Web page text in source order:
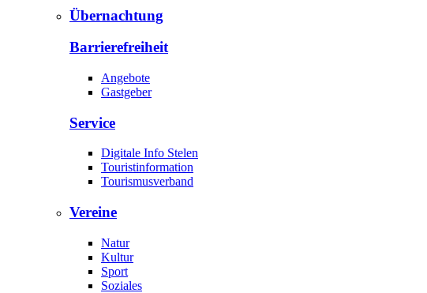
Übernachtung
Barrierefreiheit
Angebote
Gastgeber
Service
Digitale Info Stelen
Touristinformation
Tourismusverband
Vereine
Natur
Kultur
Sport
Soziales